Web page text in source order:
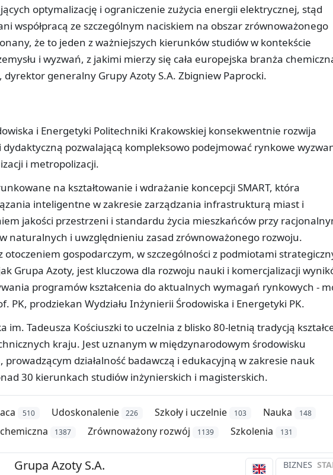
optymalizację i ograniczenie zużycia energii elektrycznej, stąd
współpracą ze szczególnym naciskiem na obszar zrównoważonego
że to jeden z ważniejszych kierunków studiów w kontekście
i wyzwań, z jakimi mierzy się cała europejska branża
dyrektor generalny Grupy Azoty S.A. Zbigniew Paprocki.
i Energetyki Politechniki Krakowskiej konsekwentnie rozwija
dydaktyczną pozwalającą kompleksowo podejmować rynkowe
i metropolizacji.
na kształtowanie i wdrażanie koncepcji SMART, która
inteligentne w zakresie zarządzania infrastrukturą miast i
jakości przestrzeni i standardu życia mieszkańców przy
naturalnych i uwzględnieniu zasad zrównoważonego rozwoju.
otoczeniem gospodarczym, w szczególności z podmiotami
Grupa Azoty, jest kluczowa dla rozwoju nauki i komercjalizacji
programów kształcenia do aktualnych wymagań rynkowych -
PK, prodziekan Wydziału Inżynierii Środowiska i Energetyki PK.
im. Tadeusza Kościuszki to uczelnia z blisko 80-letnią tradycją
kraju. Jest uznanym w międzynarodowym środowisku
działalność badawczą i edukacyjną w zakresie nauk
30 kierunkach studiów inżynierskich i magisterskich.
510 Udoskonalenie 226 Szkoły i uczelnie 103 Nauka 148
1387 Zrównoważony rozwój 1139 Szkolenia 131
BIZNES
Grupa Azoty S.A.